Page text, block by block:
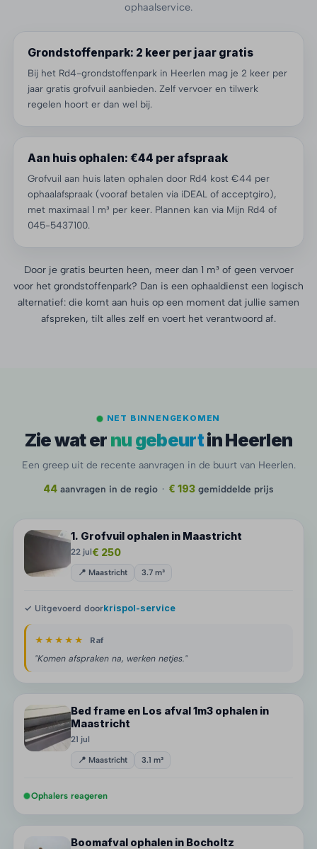
ophaalservice.
Grondstoffenpark: 2 keer per jaar gratis
Bij het Rd4-grondstoffenpark in Heerlen mag je 2 keer per
jaar gratis grofvuil aanbieden. Zelf vervoer en tilwerk
regelen hoort er dan wel bij.
Aan huis ophalen: €44 per afspraak
Grofvuil aan huis laten ophalen door Rd4 kost €44 per
ophaalafspraak (vooraf betalen via iDEAL of acceptgiro),
met maximaal 1 m³ per keer. Plannen kan via Mijn Rd4 of
045-5437100.
Door je gratis beurten heen, meer dan 1 m³ of geen vervoer
voor het grondstoffenpark? Dan is een ophaaldienst een logisch
alternatief: die komt aan huis op een moment dat jullie samen
afspreken, tilt alles zelf en voert het verantwoord af.
NET BINNENGEKOMEN
Zie wat er nu gebeurtin Heerlen
Een greep uit de recente aanvragen in de buurt van Heerlen.
44 aanvragen in de regio · € 193 gemiddelde prijs
1. Grofvuil ophalen in Maastricht
22 jul€ 250
📍 Maastricht 3.7 m³
✓ Uitgevoerd doorkrispol-service
★★★★★ Raf
"Komen afspraken na, werken netjes."
Bed frame en Los afval 1m3 ophalen in
Maastricht
21 jul
📍 Maastricht 3.1 m³
Ophalers reageren
Boomafval ophalen in Bocholtz